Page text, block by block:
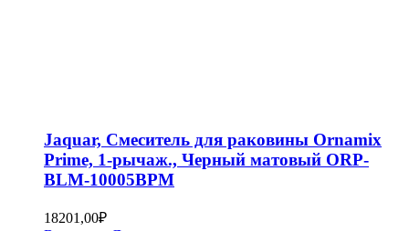
Jaquar, Смеситель для раковины Ornamix
Prime, 1-рычаж., Черный матовый ORP-
BLM-10005BPM
18201,00₽